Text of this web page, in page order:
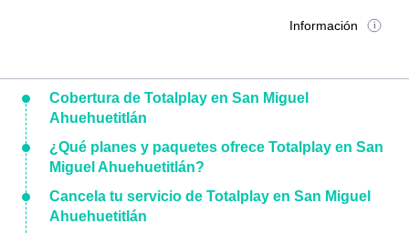
Información
Cobertura de Totalplay en San Miguel
Ahuehuetitlán
¿Qué planes y paquetes ofrece Totalplay en San
Miguel Ahuehuetitlán?
Cancela tu servicio de Totalplay en San Miguel
Ahuehuetitlán